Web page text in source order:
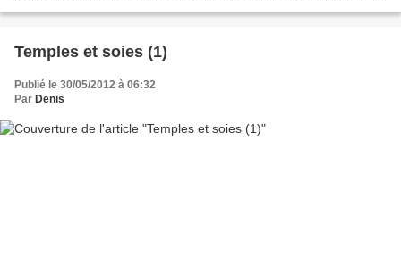
Temples et soies (1)
Publié le 30/05/2012 à 06:32
Par Denis